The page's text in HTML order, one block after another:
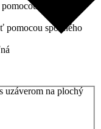
pomocou spodného
uzáverom na plochý